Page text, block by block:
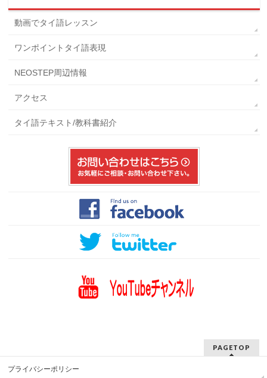
動画でタイ語レッスン
ワンポイントタイ語表現
NEOSTEP周辺情報
アクセス
タイ語テキスト/教科書紹介
PAGETOP
プライバシーポリシー